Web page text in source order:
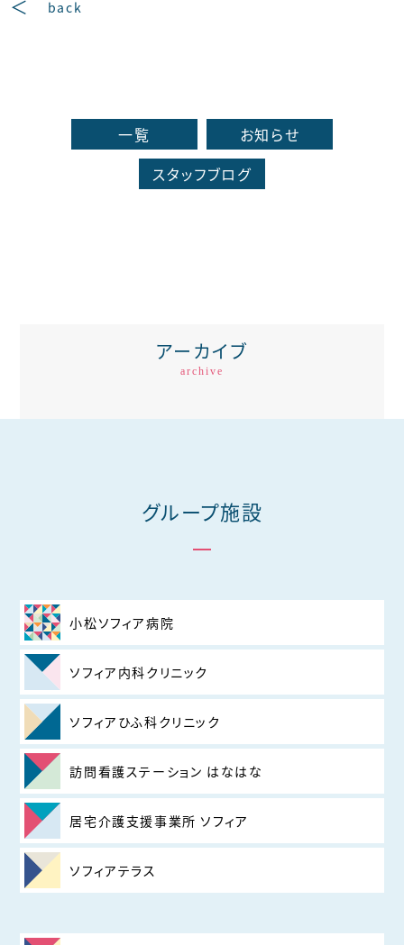
back
一覧
お知らせ
スタッフブログ
アーカイブ
archive
グループ施設
小松ソフィア病院
ソフィア内科クリニック
ソフィアひふ科クリニック
訪問看護ステーション はなはな
居宅介護支援事業所 ソフィア
ソフィアテラス